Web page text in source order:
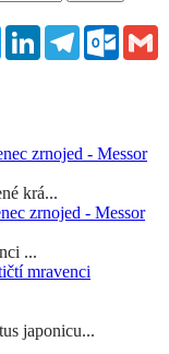
TwitterLinkedInTelegram
zrnojed - Messor
krá...
zrnojed - Messor
...
mravenci
japonicu...